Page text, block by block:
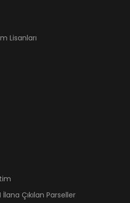
Lisanları
İlana Çıkılan Parseller